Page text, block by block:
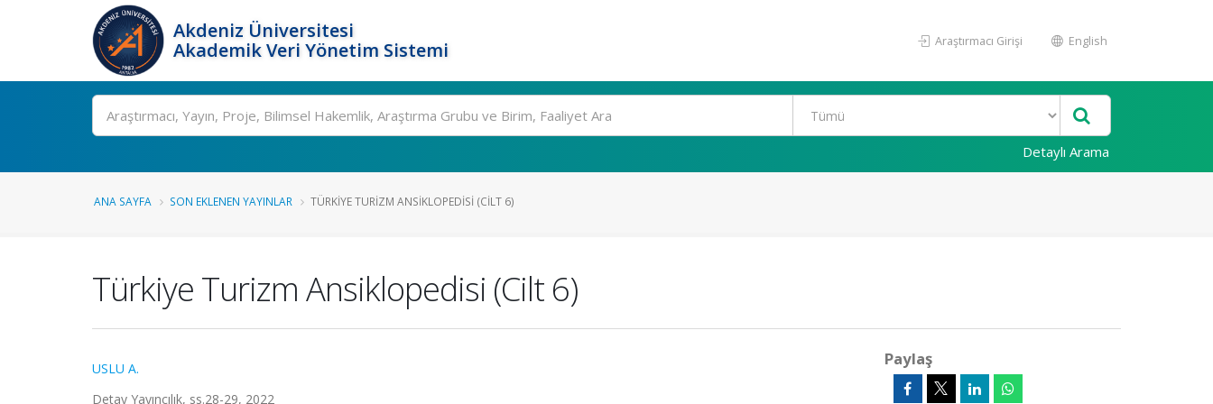
Akdeniz Üniversitesi
Akademik Veri Yönetim Sistemi
Araştırmacı Girişi English
Ara
Detaylı Arama
ANA SAYFA SON EKLENEN YAYINLAR TÜRKIYE TURIZM ANSIKLOPEDISI (CILT 6)
Türkiye Turizm Ansiklopedisi (Cilt 6)
USLU A.
Detay Yayıncılık, ss.28-29, 2022
Paylaş